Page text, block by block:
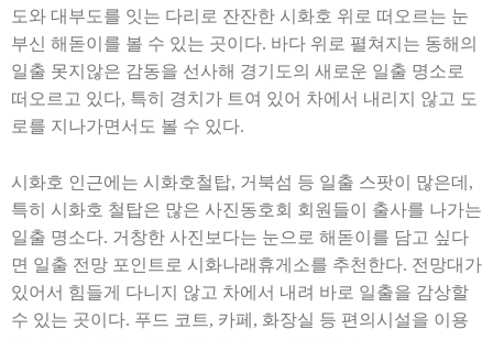
도와 대부도를 잇는 다리로 잔잔한 시화호 위로 떠오르는 눈
부신 해돋이를 볼 수 있는 곳이다. 바다 위로 펼쳐지는 동해의
일출 못지않은 감동을 선사해 경기도의 새로운 일출 명소로
떠오르고 있다, 특히 경치가 트여 있어 차에서 내리지 않고 도
로를 지나가면서도 볼 수 있다.
시화호 인근에는 시화호철탑, 거북섬 등 일출 스팟이 많은데 ,
특히 시화호 철탑은 많은 사진동호회 회원들이 출사를 나가는
일출 명소다. 거창한 사진보다는 눈으로 해돋이를 담고 싶다
면 일출 전망 포인트로 시화나래휴게소를 추천한다. 전망대가
있어서 힘들게 다니지 않고 차에서 내려 바로 일출을 감상할
수 있는 곳이다. 푸드 코트 , 카페 , 화장실 등 편의시설을 이용